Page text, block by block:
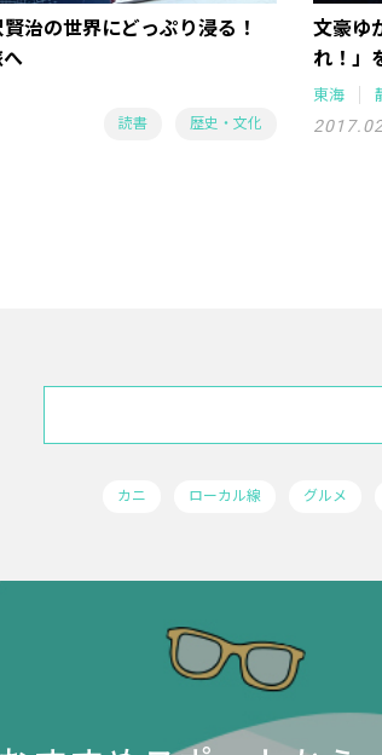
治の世界にどっぷり浸る！
へ
読書 歴史・文化
文豪ゆ
れ！」
東海
カニ ローカル線 グルメ